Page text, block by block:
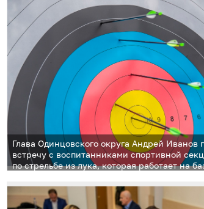
Глава Одинцовского округа Андрей Иванов
встречу с воспитанниками спортивной
по стрельбе из лука, которая работает на